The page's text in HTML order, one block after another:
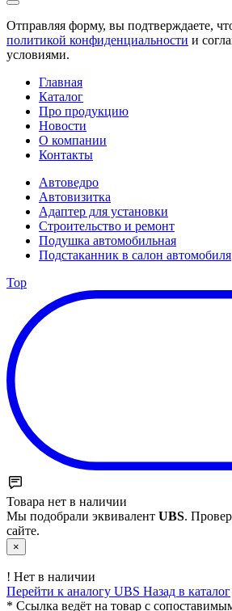
Отправляя форму, вы подтверждаете,
политикой конфиденциальности и
условиями.
Главная
Каталог
Про продукцию
Новости
О компании
Контакты
Автоведро
Автовизитка
Адаптер для установки
Строительство и ремонт
Подушка автомобильная
Подстаканник в салон автомобиля
Top
Товара нет в наличии
Мы подобрали эквивалент UBS.
сайте.
×
! Нет в наличии
Перейти к аналогу UBS Назад в каталог
* Ссылка ведёт на товар с